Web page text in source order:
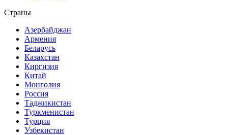
Страны
Азербайджан
Армения
Беларусь
Казахстан
Киргизия
Китай
Монголия
Россия
Таджикистан
Туркменистан
Турция
Узбекистан